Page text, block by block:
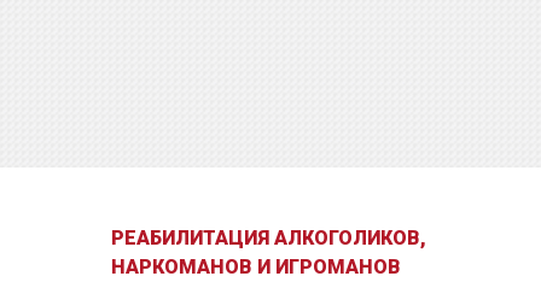
РЕАБИЛИТАЦИЯ АЛКОГОЛИКОВ,
НАРКОМАНОВ И ИГРОМАНОВ